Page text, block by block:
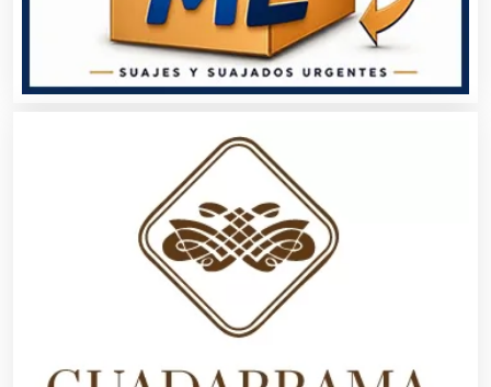
Audio, Sonido e Iluminación
Audios para Eventos
Autobuses
Automatización